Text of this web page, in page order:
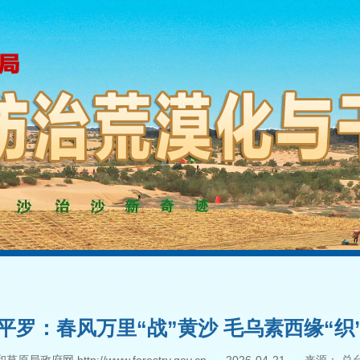
罗：春风万里“战”黄沙 毛乌素西缘“织